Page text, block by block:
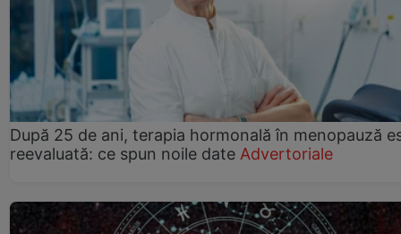
După 25 de ani, terapia hormonală în menopauză
reevaluată: ce spun noile date Advertoriale